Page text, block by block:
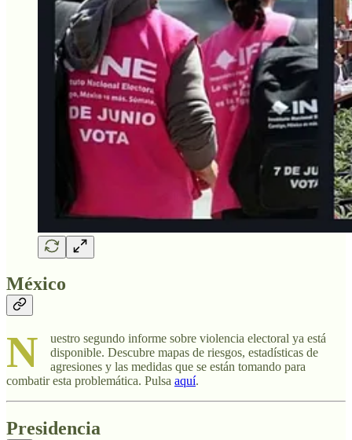
México
N
uestro segundo informe sobre violencia electoral ya está
disponible. Descubre mapas de riesgos, estadísticas de
agresiones y las medidas que se están tomando para
combatir esta problemática. Pulsa aquí.
Presidencia